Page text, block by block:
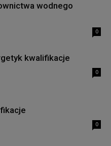
wodnego
0
kwalifikacje
0
0